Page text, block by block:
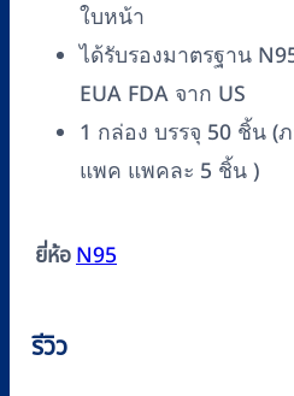
ใบหน้า
ได้รับรองมาตรฐาน
EUA FDA จาก US
1 กล่อง บรรจุ 50 ชิ้น (
แพค แพคละ 5 ชิ้น )
ยี่ห้อN95
รีวิว